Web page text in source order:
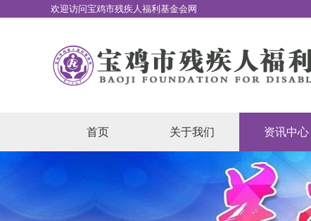
欢迎访问宝鸡市残疾人福利基金会网
首页 关于我们 资讯中心